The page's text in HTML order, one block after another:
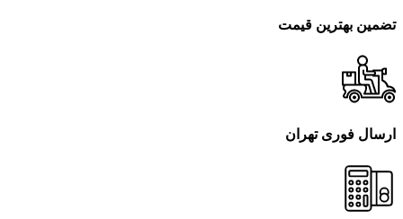
تضمین بهترین قیمت
ارسال فوری تهران